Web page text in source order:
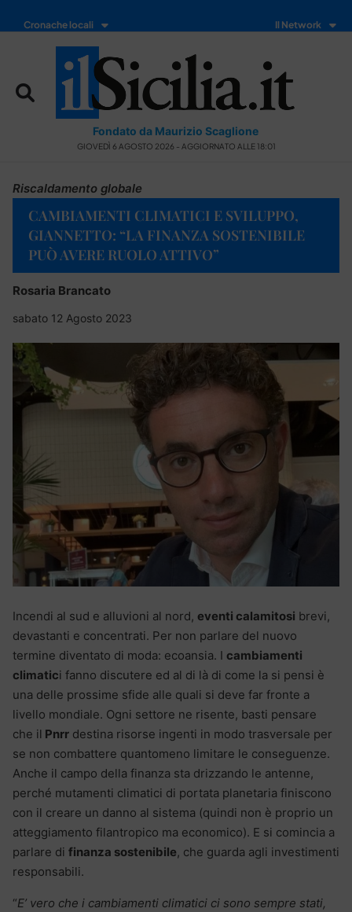
Cronache locali Il Network
Fondato da Maurizio Scaglione
GIOVEDÌ 6 AGOSTO 2026 - AGGIORNATO ALLE 18:01
Riscaldamento globale
CAMBIAMENTI CLIMATICI E SVILUPPO,
GIANNETTO: “LA FINANZA SOSTENIBILE
PUÒ AVERE RUOLO ATTIVO”
Rosaria Brancato
sabato 12 Agosto 2023
Incendi al sud e alluvioni al nord, eventi calamitosi brevi,
devastanti e concentrati. Per non parlare del nuovo
termine diventato di moda: ecoansia. I cambiamenti
climatici fanno discutere ed al di là di come la si pensi è
una delle prossime sfide alle quali si deve far fronte a
livello mondiale. Ogni settore ne risente, basti pensare
che il Pnrr destina risorse ingenti in modo trasversale per
se non combattere quantomeno limitare le conseguenze.
Anche il campo della finanza sta drizzando le antenne,
perché mutamenti climatici di portata planetaria finiscono
con il creare un danno al sistema (quindi non è proprio un
atteggiamento filantropico ma economico). E si comincia a
parlare di finanza sostenibile, che guarda agli investimenti
responsabili.
“E’ vero che i cambiamenti climatici ci sono sempre stati,